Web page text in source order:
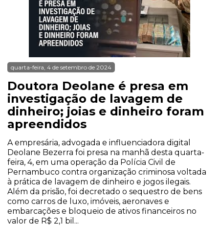
quarta-feira, 4 de setembro de 2024
Doutora Deolane é presa em
investigação de lavagem de
dinheiro; joias e dinheiro foram
apreendidos
A empresária, advogada e influenciadora digital
Deolane Bezerra foi presa na manhã desta quarta-
feira, 4, em uma operação da Polícia Civil de
Pernambuco contra organização criminosa voltada
à prática de lavagem de dinheiro e jogos ilegais.
Além da prisão, foi decretado o sequestro de bens
como carros de luxo, imóveis, aeronaves e
embarcações e bloqueio de ativos financeiros no
valor de R$ 2,1 bil...